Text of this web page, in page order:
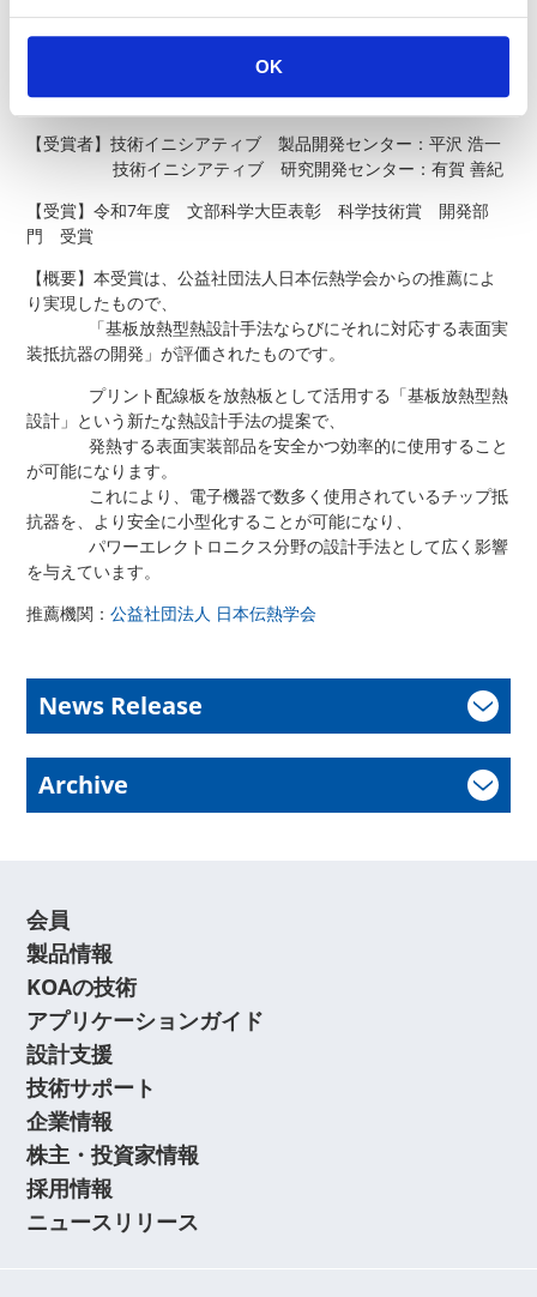
OK
【テーマ】『基板放熱型熱設計手法ならびに対応する表面実装
抵抗器の開発』
【受賞者】技術イニシアティブ 製品開発センター：平沢 浩一
技術イニシアティブ 研究開発センター：有賀 善紀
【受賞】令和7年度 文部科学大臣表彰 科学技術賞 開発部
門 受賞
【概要】本受賞は、公益社団法人日本伝熱学会からの推薦によ
り実現したもので、
「基板放熱型熱設計手法ならびにそれに対応する表面実
装抵抗器の開発」が評価されたものです。
プリント配線板を放熱板として活用する「基板放熱型熱
設計」という新たな熱設計手法の提案で、
発熱する表面実装部品を安全かつ効率的に使用すること
が可能になります。
これにより、電子機器で数多く使用されているチップ抵
抗器を、より安全に小型化することが可能になり、
パワーエレクトロニクス分野の設計手法として広く影響
を与えています。
推薦機関：公益社団法人 日本伝熱学会
News Release
Archive
会員
製品情報
KOAの技術
アプリケーションガイド
設計支援
技術サポート
企業情報
株主・投資家情報
採用情報
ニュースリリース